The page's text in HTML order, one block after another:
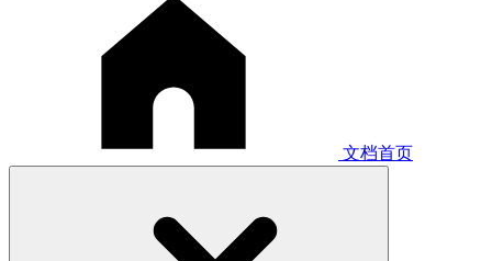
文档首页